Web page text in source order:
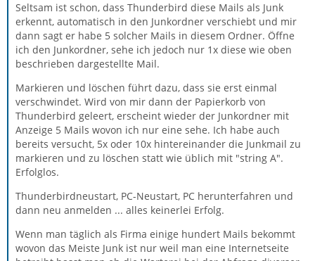
Seltsam ist schon, dass Thunderbird diese Mails als Junk
erkennt, automatisch in den Junkordner verschiebt und mir
dann sagt er habe 5 solcher Mails in diesem Ordner. Öffne
ich den Junkordner, sehe ich jedoch nur 1x diese wie oben
beschrieben dargestellte Mail.
Markieren und löschen führt dazu, dass sie erst einmal
verschwindet. Wird von mir dann der Papierkorb von
Thunderbird geleert, erscheint wieder der Junkordner mit
Anzeige 5 Mails wovon ich nur eine sehe. Ich habe auch
bereits versucht, 5x oder 10x hintereinander die Junkmail zu
markieren und zu löschen statt wie üblich mit "string A".
Erfolglos.
Thunderbirdneustart, PC-Neustart, PC herunterfahren und
dann neu anmelden ... alles keinerlei Erfolg.
Wenn man täglich als Firma einige hundert Mails bekommt
wovon das Meiste Junk ist nur weil man eine Internetseite